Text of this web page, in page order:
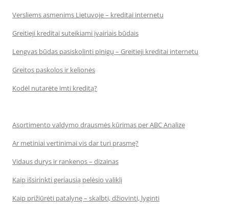
Versliems asmenims Lietuvoje – kreditai internetu
Greitieji kreditai suteikiami įvairiais būdais
Lengvas būdas pasiskolinti pinigų – Greitieji kreditai internetu
Greitos paskolos ir kelionės
Kodėl nutarėte imti kreditą?
Asortimento valdymo drausmės kūrimas per ABC Analizę
Ar metiniai vertinimai vis dar turi prasmę?
Vidaus durys ir rankenos – dizainas
Kaip išsirinkti geriausią pelėsio valiklį
Kaip prižiūrėti patalynę – skalbti, džiovinti, lyginti